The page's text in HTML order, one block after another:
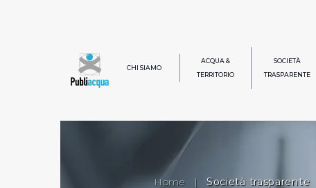
CHI SIAMO
ACQUA &
TERRITORIO
SOCIETÀ
TRASPARENTE
Home | Società trasparente